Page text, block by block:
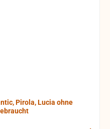
Pirola, Lucia ohne